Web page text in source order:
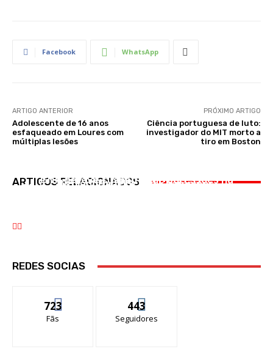
Facebook WhatsApp
ARTIGO ANTERIOR
Adolescente de 16 anos
esfaqueado em Loures com
múltiplas lesões
PRÓXIMO ARTIGO
Ciência portuguesa de luto:
investigador do MIT morto a
tiro em Boston
ARTIGOS RELACIONADOS
títulonoPadelGrand Champions
GNR deteve suspeitos de agressões na
Motociclista morre atropelado por pesado na
REDES SOCIAS
723
Fãs
443
Seguidores